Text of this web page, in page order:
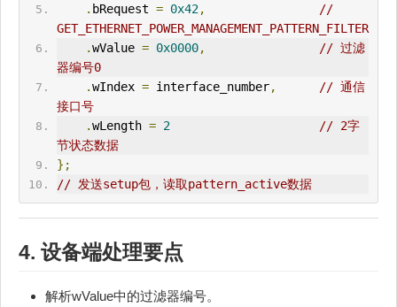
. bRequest = 0x42,
//
GET_ETHERNET_POWER_MANAGEMENT_PATTERN_FILTER
.wValue = 0x0000,
// 过滤
器编号0
.wIndex = interface_number,
// 通信
接口号
.wLength = 2
// 2字
节状态数据
};
// 发送setup包，读取pattern_active数据
4. 设备端处理要点
解析wValue中的过滤器编号。